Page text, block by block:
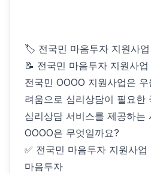
🏷 전국민 마음투자 지원사업
📝 전국민 마음투자 지원사업
전국민 OOOO 지원사업은
려움으로 심리상담이 필요한
심리상담 서비스를 제공하는
OOOO은 무엇일까요?
✅ 전국민 마음투자 지원사업
마음투자